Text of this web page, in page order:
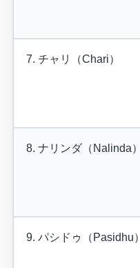
7. チャリ（Chari）
8. ナリンダ（Nalinda）
9. パシドゥ（Pasidhu）